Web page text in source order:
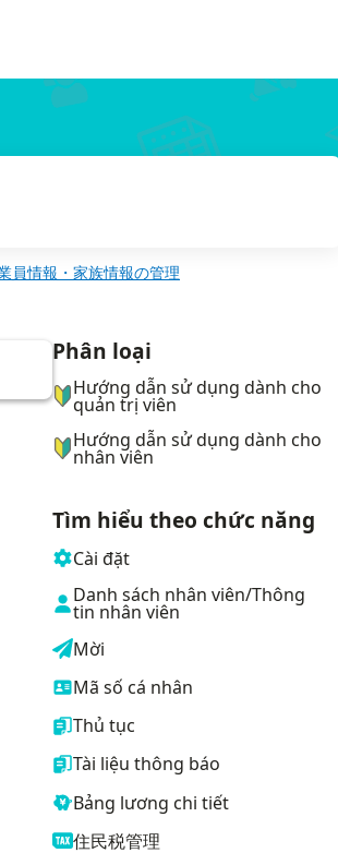
員情報・家族情報の管理
ナビゲーションメニュー
Phân loại
Hướng dẫn sử dụng dành cho
quản trị viên
Hướng dẫn sử dụng dành cho
nhân viên
Tìm hiểu theo chức năng
Cài đặt
Danh sách nhân viên/Thông
tin nhân viên
Mời
Mã số cá nhân
Thủ tục
Tài liệu thông báo
Bảng lương chi tiết
住民税管理